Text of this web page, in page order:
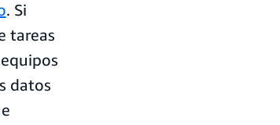
. Si
tareas
datos